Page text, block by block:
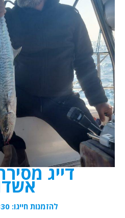
דייג
להזמנות חייגו: 0504404330